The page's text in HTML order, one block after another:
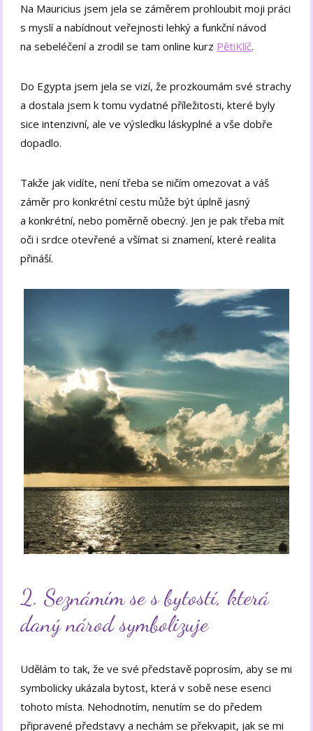
Na Mauricius jsem jela se záměrem prohloubit moji práci
s myslí a nabídnout veřejnosti lehký a funkční návod
na sebeléčení a zrodil se tam online kurz PětiKlíč.
Do Egypta jsem jela se vizí, že prozkoumám své strachy
a dostala jsem k tomu vydatné příležitosti, které byly
sice intenzivní, ale ve výsledku láskyplné a vše dobře
dopadlo.
Takže jak vidíte, není třeba se ničím omezovat a váš
záměr pro konkrétní cestu může být úplně jasný
a konkrétní, nebo poměrně obecný. Jen je pak třeba mít
oči i srdce otevřené a všímat si znamení, které realita
přináší.
2. Seznámím se s bytostí, která
daný národ symbolizuje
Udělám to tak, že ve své představě poprosím, aby se mi
symbolicky ukázala bytost, která v sobě nese esenci
tohoto místa. Nehodnotím, nenutím se do předem
připravené představy a nechám se překvapit, jak se mi